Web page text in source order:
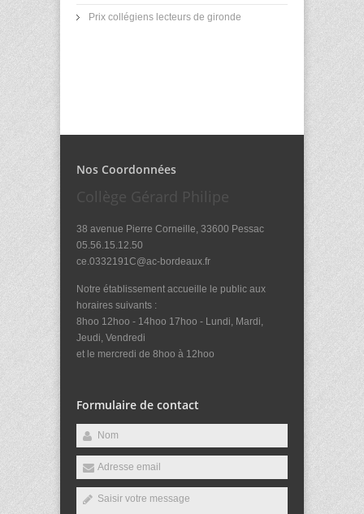
Prix collégiens lecteurs de gironde
Nos Coordonnées
Collège Gérard Philipe
38 avenue Pierre Corneille, 33600 Pessac
05.56.15.12.50
ce.0332191C@ac-bordeaux.fr
Notre établissement accueille le public aux
horaires suivants :
8hoo 12hoo - 14hoo 17hoo - Lundi, Mardi,
Jeudi, Vendredi
et le mercredi de 8hoo à 12hoo
Formulaire de contact